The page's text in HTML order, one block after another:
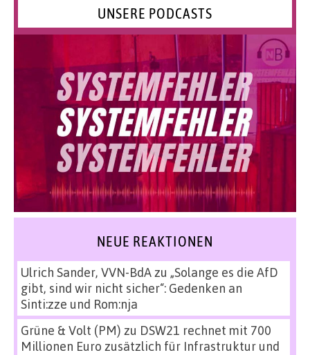
UNSERE PODCASTS
NEUE REAKTIONEN
Ulrich Sander, VVN-BdAzu „Solange es die AfD
gibt, sind wir nicht sicher“: Gedenken an
Sinti:zze und Rom:nja
Grüne & Volt (PM) zu DSW21 rechnet mit 700
Millionen Euro zusätzlich für Infrastruktur und